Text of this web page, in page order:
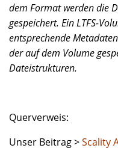
dem Format werden die
gespeichert. Ein LTFS-
entsprechende
der auf dem Volume
Dateistrukturen.
Querverweis:
Unser Beitrag >Scality